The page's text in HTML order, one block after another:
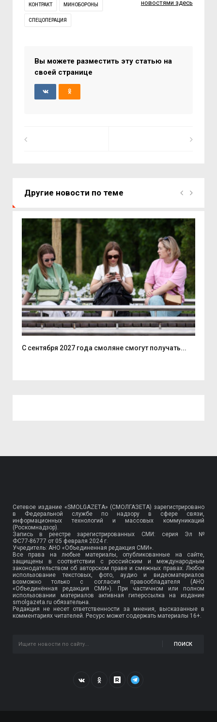
КОНТРАКТ МИНОБОРОНЫ
СПЕЦОПЕРАЦИЯ
новостями здесь
Вы можете разместить эту статью на
своей странице
Другие новости по теме
С сентября 2027 года смоляне смогут получать...
Сетевое издание «SMOLGAZETA» (СМОЛГАЗЕТА) зарегистрировано
в Федеральной службе по надзору в сфере связи,
информационных технологий и массовых коммуникаций
(Роскомнадзор).
Запись в реестре зарегистрированных СМИ: серия Эл №
ФС77-86777 от 05 февраля 2024 г.
Учредитель: АНО «Объединенная редакция СМИ».
Все права на любые материалы, опубликованные на сайте,
защищены в соответствии с российским и международным
законодательством об авторском праве и смежных правах. Любое
использование текстовых, фото, аудио и видеоматериалов
возможно только с согласия правообладателя (АНО
«Объединённая редакция СМИ»). При частичном или полном
использовании материалов активная гиперссылка на издание
smolgazeta.ru обязательна.
Редакция не несет ответственности за мнения, высказанные в
комментариях читателей. Ресурс может содержать материалы 16+.
ПОИСК